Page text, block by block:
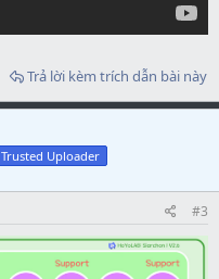
Trả lời kèm trích dẫn bài này
Trusted Uploader
#3